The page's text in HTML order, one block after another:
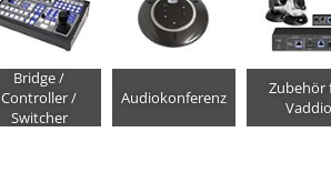
Audiokonferenz
Zubehör
Vaddio
Bridge /
Controller /
Switcher